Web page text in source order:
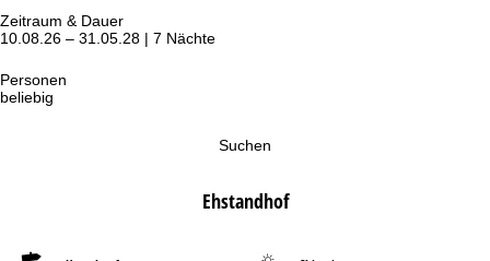
Zeitraum & Dauer
10.08.26 – 31.05.28 | 7 Nächte
Personen
beliebig
Suchen
Ehstandhof